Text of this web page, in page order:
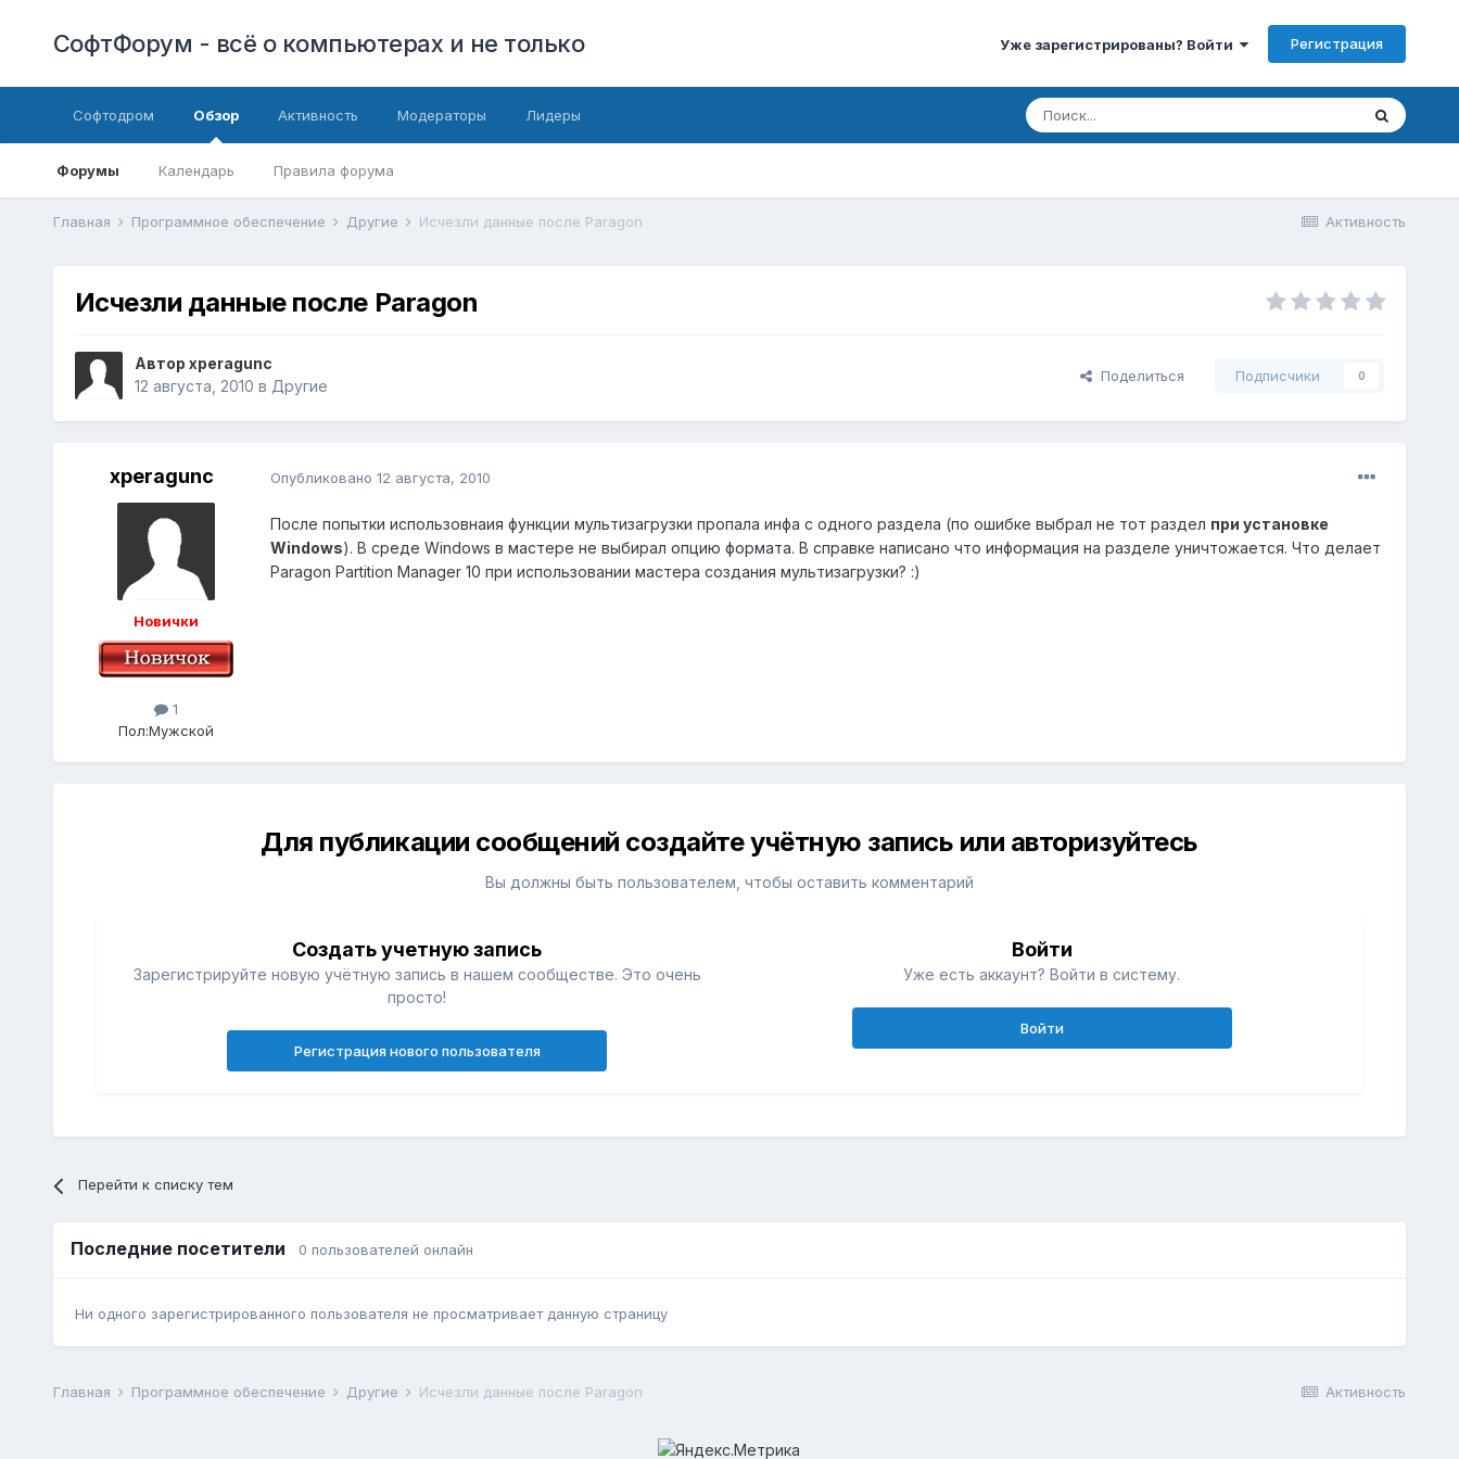
СофтФорум - всё о компьютерах и не только Уже зарегистрированы? Войти Регистрация
Софтодром Обзор
Форумы Календарь Правила форума
Активность Модераторы Лидеры
Активность
Главная Программное обеспечение Другие Исчезли данные после Paragon
Исчезли данные после Paragon
Автор xperagunc
12 августа, 2010 в Другие
Поделиться Подписчики 0
xperagunc
Новички
1
Пол:Мужской
Опубликовано 12 августа, 2010
После попытки использовнаия функции мультизагрузки пропала инфа с одного раздела (по ошибке выбрал не тот раздел при установке
Windows). В среде Windows в мастере не выбирал опцию формата. В справке написано что информация на разделе уничтожается. Что делает
Paragon Partition Manager 10 при использовании мастера создания мультизагрузки? :)
Для публикации сообщений создайте учётную запись или авторизуйтесь
Вы должны быть пользователем, чтобы оставить комментарий
Создать учетную запись
Зарегистрируйте новую учётную запись в нашем сообществе. Это очень
просто!
Регистрация нового пользователя
Войти
Уже есть аккаунт? Войти в систему.
Войти
Перейти к списку тем
Последние посетители 0 пользователей онлайн
Ни одного зарегистрированного пользователя не просматривает данную страницу
Активность
Главная Программное обеспечение Другие Исчезли данные после Paragon